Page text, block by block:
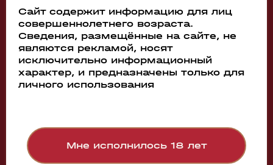
76504
Вино Zavist' Merlot Kuban'
2020 0.75л
740 руб.
Сайт содержит информацию для лиц
совершеннолетнего возраста.
Сведения, размещённые на сайте, не
являются рекламой, носят
исключительно информационный
характер, и предназначены только для
личного использования
Мне исполнилось 18 лет